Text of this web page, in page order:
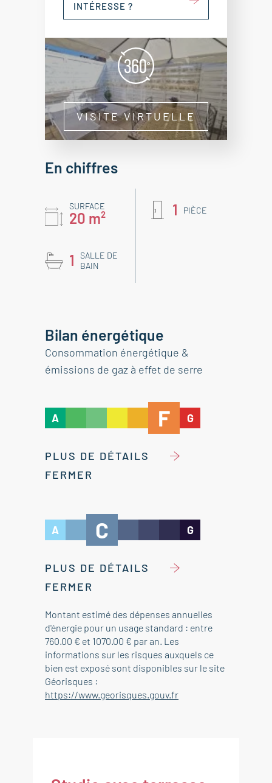
INTÉRESSE ?
VISITE VIRTUELLE
En chiffres
SURFACE
20 m² 1 PIÈCE
1
SALLE DE
BAIN
Bilan énergétique
Consommation énergétique &
émissions de gaz à effet de serre
A F G
PLUS DE DÉTAILS
FERMER
A C G
PLUS DE DÉTAILS
FERMER
Montant estimé des dépenses annuelles
d'énergie pour un usage standard : entre
760.00 € et 1070.00 € par an. Les
informations sur les risques auxquels ce
bien est exposé sont disponibles sur le site
Géorisques :
https://www.georisques.gouv.fr